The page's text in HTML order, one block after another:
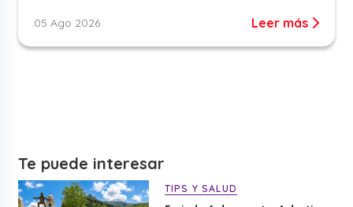
05 Ago 2026 Leer más
Te puede interesar
TIPS Y SALUD